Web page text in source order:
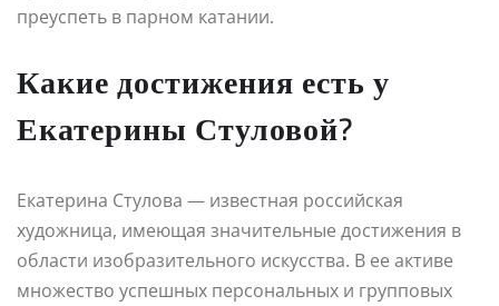
преуспеть в парном катании.
Какие достижения есть у
Екатерины Стуловой?
Екатерина Стулова — известная российская
художница, имеющая значительные достижения в
области изобразительного искусства. В ее активе
множество успешных персональных и групповых